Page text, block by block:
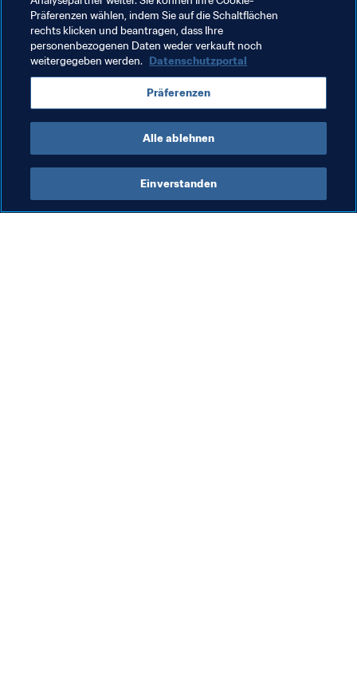
gute WM spiele. Ich habe es nicht eilig, den Klub zu
verlassen."
Verwandte Themen
Brazil CONMEBOL
Präferenzen wählen, indem Sie auf die Schaltflächen
rechts klicken und beantragen, dass Ihre
personenbezogenen Daten weder verkauft noch
weitergegeben werden. Datenschutzportal
Präferenzen
Alle ablehnen
Einverstanden